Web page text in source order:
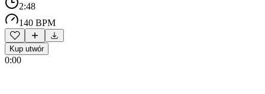
2:48
140 BPM
Kup utwór
0:00